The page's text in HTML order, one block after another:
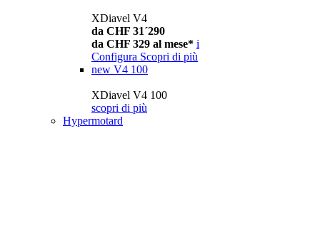
XDiavel V4
da CHF 31´290
da CHF 329 al mese* i
Configura Scopri di più
new V4 100
XDiavel V4 100
scopri di più
Hypermotard